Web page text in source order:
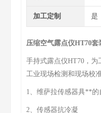
加工定制 是
压缩空气露点仪HT70套
手持式露点仪HT70，
工业现场检测和现场校
1、维萨拉传感器具**的
2、传感器抗冷凝